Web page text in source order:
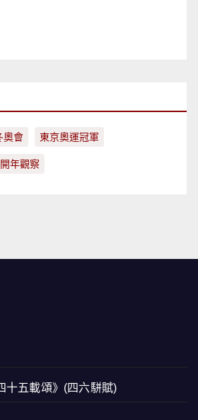
奧會 東京奧運冠軍
開年觀察
十五載頌》(四六駢賦)